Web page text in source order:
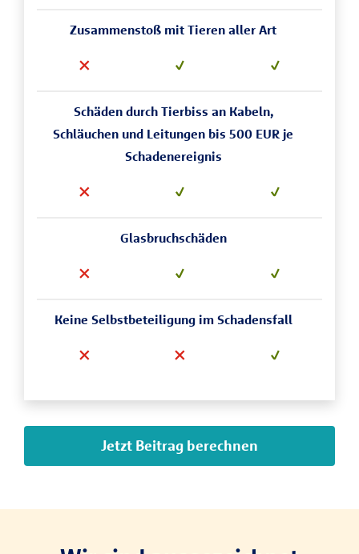
Zusammenstoß mit Tieren aller Art
Schäden durch Tierbiss an Kabeln,
Schläuchen und Leitungen bis 500 EUR je
Schadenereignis
Glasbruchschäden
Keine Selbstbeteiligung im Schadensfall
Jetzt Beitrag berechnen